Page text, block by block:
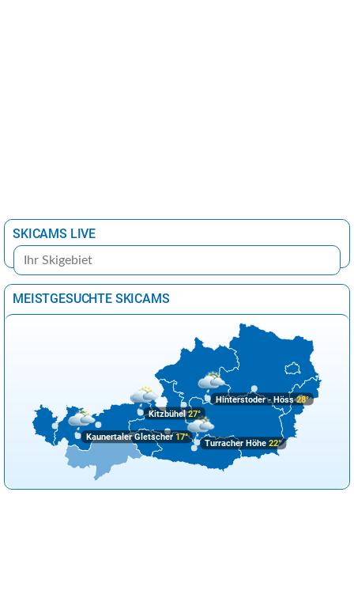
SKICAMS LIVE
MEISTGESUCHTE SKICAMS
Turracher Höhe 22°
Kitzbühel27°
Kaunertaler Gletscher17°
Hinterstoder - Höss28°